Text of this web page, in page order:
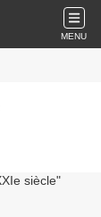
MENU